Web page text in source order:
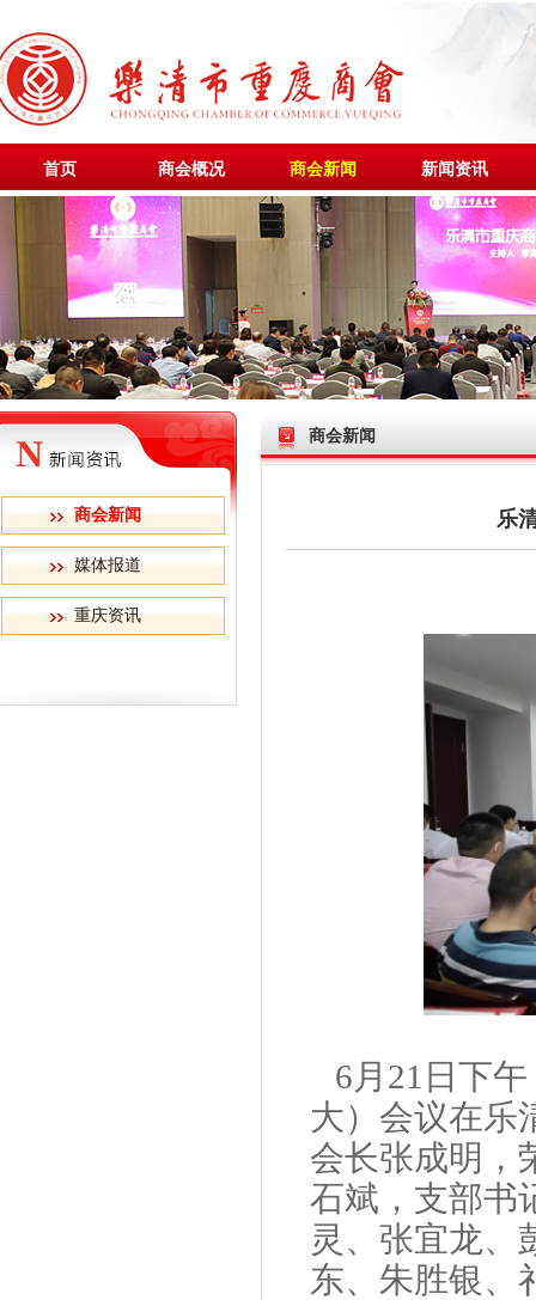
首页 商会概况 商会新闻 新闻资讯
商会新闻
媒体报道
重庆资讯
商会新闻
乐
6月21日下
大）会议在乐
会长张成明，
石斌，支部书
灵、张宜龙、
东、朱胜银、